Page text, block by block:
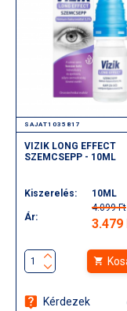
SAJAT1035817
VIZIK LONG EFFECT
SZEMCSEPP - 10ML
Kiszerelés: 10ML
Ár:
4.099 Ft
3.479
Kérdezek